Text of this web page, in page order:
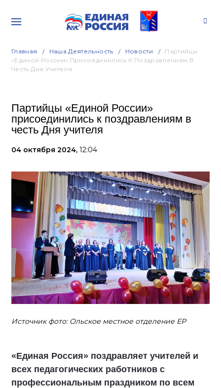
Главная Наша Деятельность Новости
Партийцы
«Единой России» Присоединились К Поздравлениям В
Честь Дня Учителя
Партийцы «Единой России»
присоединились к поздравлениям в
честь Дня учителя
04 октября 2024, 12:04
Источник фото: Ольское местное отделение ЕР
«Единая Россия» поздравляет учителей и
всех педагогических работников с
профессиональным праздником по всем